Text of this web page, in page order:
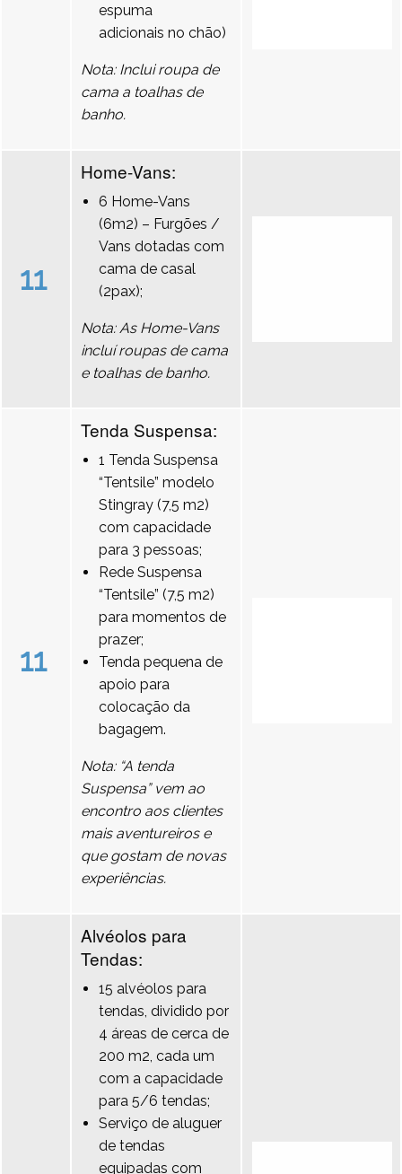
espuma
adicionais no chão)
Nota: Inclui roupa de
cama a toalhas de
banho.
11
Home-Vans:
6 Home-Vans
(6m2) – Furgões /
Vans dotadas com
cama de casal
(2pax);
Nota: As Home-Vans
incluí roupas de cama
e toalhas de banho.
11
Tenda Suspensa:
1 Tenda Suspensa
“Tentsile” modelo
Stingray (7,5 m2)
com capacidade
para 3 pessoas;
Rede Suspensa
“Tentsile” (7,5 m2)
para momentos de
prazer;
Tenda pequena de
apoio para
colocação da
bagagem.
Nota: “A tenda
Suspensa” vem ao
encontro aos clientes
mais aventureiros e
que gostam de novas
experiências.
Alvéolos para
Tendas:
15 alvéolos para
tendas, dividido por
4 áreas de cerca de
200 m2, cada um
com a capacidade
para 5/6 tendas;
Serviço de aluguer
de tendas
equipadas com